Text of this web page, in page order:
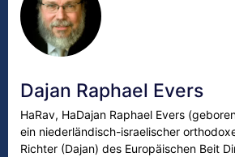
Dajan Raphael Evers
HaRav, HaDajan Raphael Evers
ein niederländisch-israelischer
Richter (Dajan) des Europäischen Beit